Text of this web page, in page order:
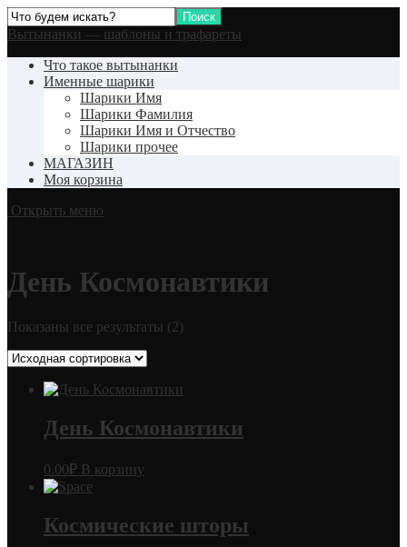
Вытынанки — шаблоны и трафареты
Что такое вытынанки
Именные шарики
Шарики Имя
Шарики Фамилия
Шарики Имя и Отчество
Шарики прочее
МАГАЗИН
Моя корзина
Открыть меню
День Космонавтики
Показаны все результаты (2)
День Космонавтики
0.00₽ В корзину
Космические шторы